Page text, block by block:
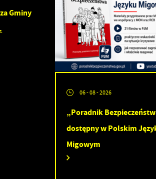
Gminy
06 - 08 - 2026
„Poradnik
dostępny w Polskim
Migowym